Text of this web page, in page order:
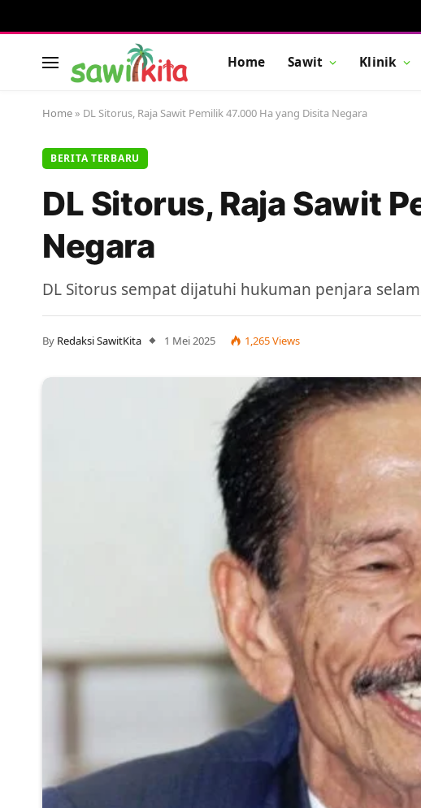
Home Sawit Klinik
Home » DL Sitorus, Raja Sawit Pemilik 47.000 Ha yang Disita Negara
BERITA TERBARU
DL Sitorus, Raja Sawit
Negara
DL Sitorus sempat dijatuhi hukuman penjara
By Redaksi SawitKita 1 Mei 2025 1,265Views